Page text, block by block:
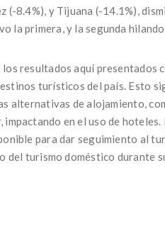
(-8.4%), y Tijuana (-14.1%),
la primera, y la segunda
resultados aquí presentados
turísticos del país. Esto
alternativas de alojamiento,
impactando en el uso de
para dar seguimiento al
del turismo doméstico durante